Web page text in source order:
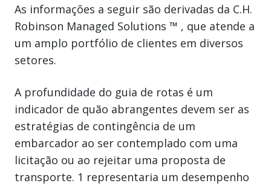
As informações a seguir são derivadas da C.H.
Robinson Managed Solutions ™ , que atende a
um amplo portfólio de clientes em diversos
setores.
A profundidade do guia de rotas é um
indicador de quão abrangentes devem ser as
estratégias de contingência de um
embarcador ao ser contemplado com uma
licitação ou ao rejeitar uma proposta de
transporte. 1 representaria um desempenho